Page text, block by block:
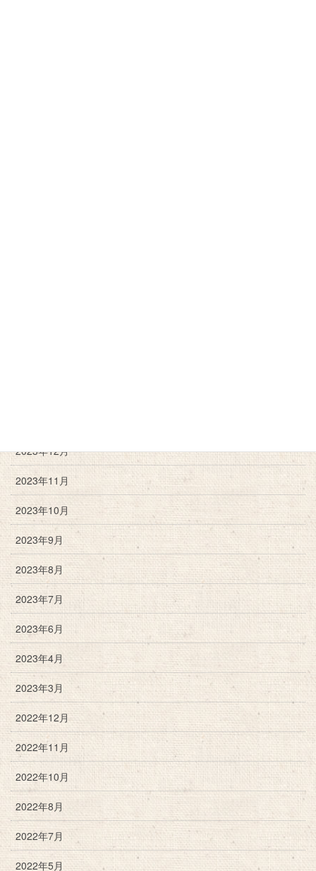
2023年12月
2023年11月
2023年10月
2023年9月
2023年8月
2023年7月
2023年6月
2023年4月
2023年3月
2022年12月
2022年11月
2022年10月
2022年8月
2022年7月
2022年5月